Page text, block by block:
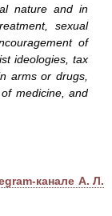
nature and in
sexual
of
ideologies, tax
arms or drugs,
medicine, and
канале А. Л.